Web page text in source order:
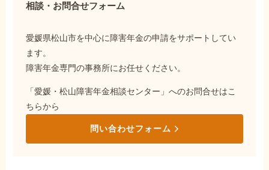
相談・お問合せフォーム
愛媛県松山市を中心に障害年金の申請をサポートしてい
ます。
障害年金専門の事務所にお任せください。
「愛媛・松山障害年金相談センター」へのお問合せはこ
ちらから
問い合わせフォーム